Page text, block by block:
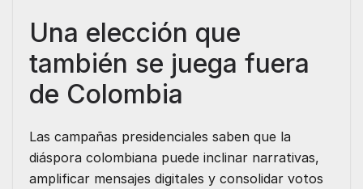
Una elección que
también se juega fuera
de Colombia
Las campañas presidenciales saben que la
diáspora colombiana puede inclinar narrativas,
amplificar mensajes digitales y consolidar votos